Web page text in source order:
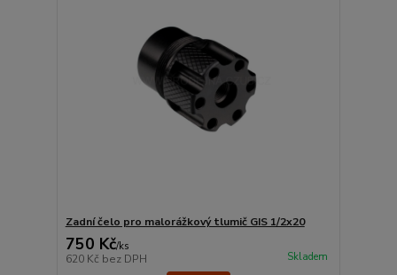
Zadní čelo pro malorážkový tlumič GIS 1/2x20
750 Kč/ks
620 Kč bez DPH Skladem